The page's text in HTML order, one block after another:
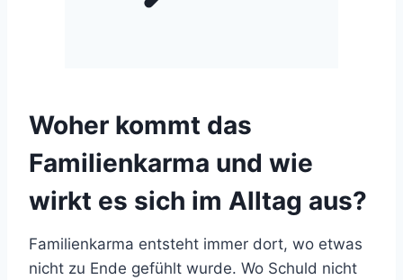
Woher kommt das
Familienkarma und wie
wirkt es sich im Alltag aus?
Familienkarma entsteht immer dort, wo etwas
nicht zu Ende gefühlt wurde. Wo Schuld nicht